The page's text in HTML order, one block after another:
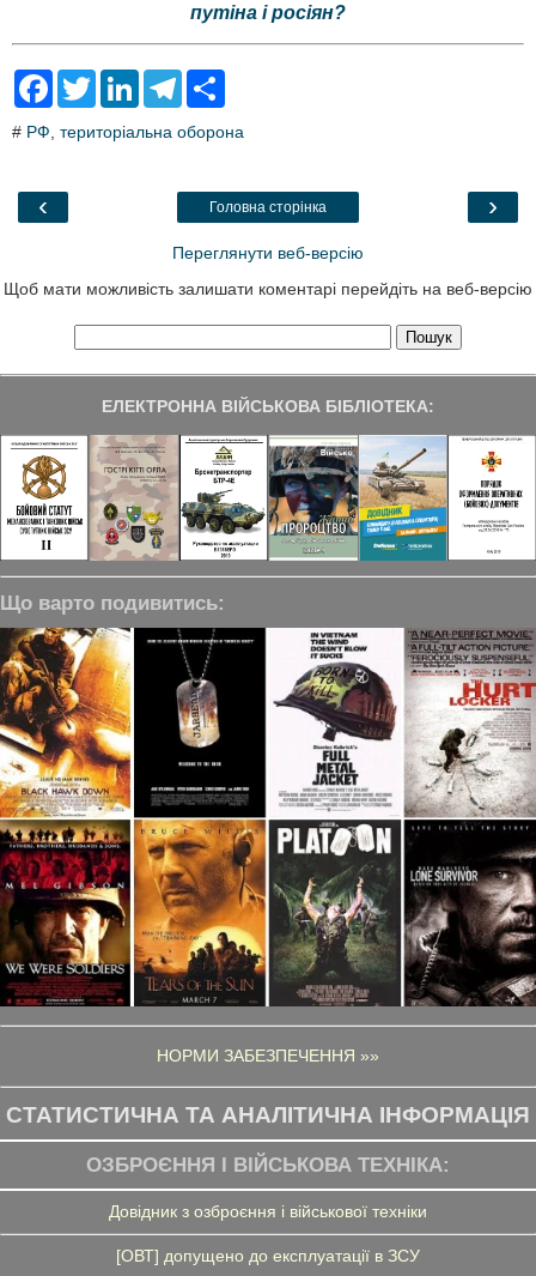
путіна і росіян?
F
e
o
T
t
L
k
T
e
a
r
# РФ, територіальна оборона
‹ ›
Головна сторінка
Переглянути веб-версію
Щоб мати можливість залишати коментарі перейдіть на веб-версію
ЕЛЕКТРОННА ВІЙСЬКОВА БІБЛІОТЕКА:
Що варто подивитись:
НОРМИ ЗАБЕЗПЕЧЕННЯ »»
СТАТИСТИЧНА ТА АНАЛІТИЧНА ІНФОРМАЦІЯ
ОЗБРОЄННЯ І ВІЙСЬКОВА ТЕХНІКА:
Довідник з озброєння і військової техніки
[ОВТ] допущено до експлуатації в ЗСУ